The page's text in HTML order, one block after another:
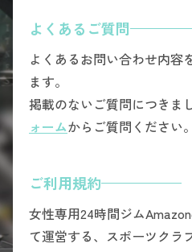
よくあるご質問
よくあるお問い合わせ内容
ます。
掲載のないご質問につきま
ォームからご質問ください。
ご利用規約
女性専用24時間ジム
て運営する、スポーツクラ